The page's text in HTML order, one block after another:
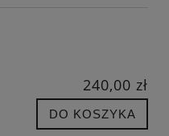
240,00 zł
DO KOSZYKA